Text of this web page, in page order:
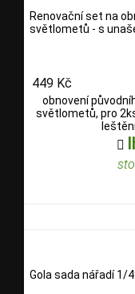
Renovační set na
světlometů - s
449 Kč
obnovení
světlometů, pro

Gola sada nářadí 1/